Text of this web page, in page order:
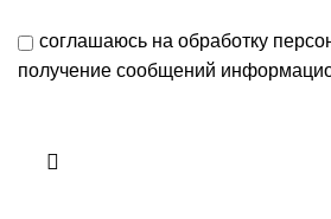
соглашаюсь на обработку
получение сообщений